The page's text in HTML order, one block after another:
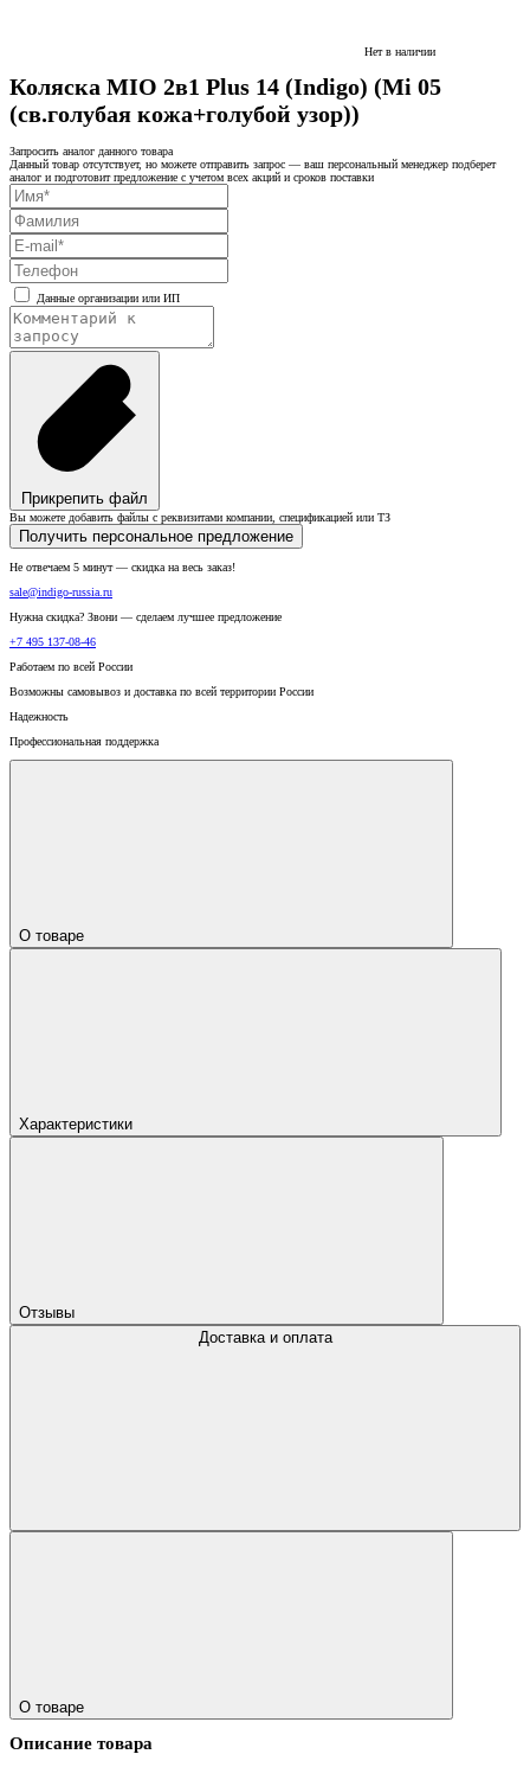
Нет в наличии
Коляска MIO 2в1 Plus 14 (Indigo) (Mi 05
(св.голубая кожа+голубой узор))
Запросить аналог данного товара
Данный товар отсутствует, но можете отправить запрос — ваш персональный менеджер подберет
аналог и подготовит предложение с учетом всех акций и сроков поставки
Данные организации или ИП
Прикрепить файл
Вы можете добавить файлы с реквизитами компании, спецификацией или ТЗ
Получить персональное предложение
Не отвечаем 5 минут — скидка на весь заказ!
sale@indigo-russia.ru
Нужна скидка? Звони — сделаем лучшее предложение
+7 495 137-08-46
Работаем по всей России
Возможны самовывоз и доставка по всей территории России
Надежность
Профессиональная поддержка
О товаре
Характеристики
Отзывы
Доставка и оплата
О товаре
Описание товара